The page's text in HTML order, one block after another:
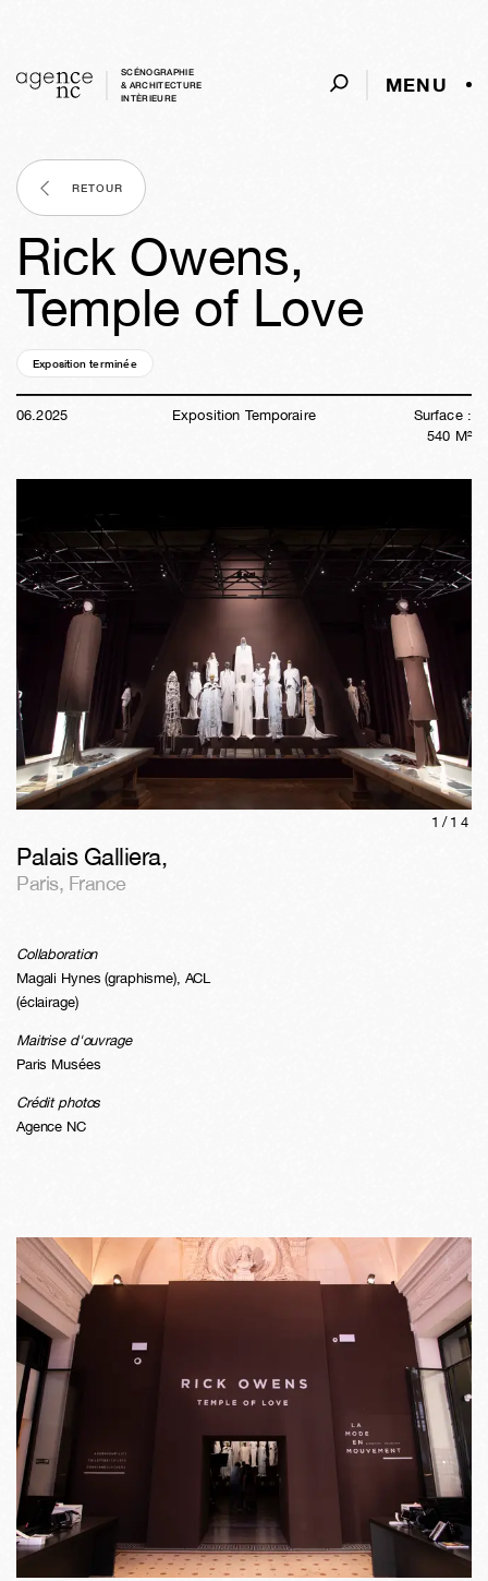
SCÉNOGRAPHIE
& ARCHITECTURE
INTÈRIEURE
MENU
RETOUR
Rick Owens,
Temple of Love
Exposition terminée
06.2025 Exposition Temporaire
Surface :
540 M²
1/ 14
Palais Galliera,
Paris, France
Collaboration
Magali Hynes (graphisme), ACL
(éclairage)
Maitrise d'ouvrage
Paris Musées
Crédit photos
Agence NC